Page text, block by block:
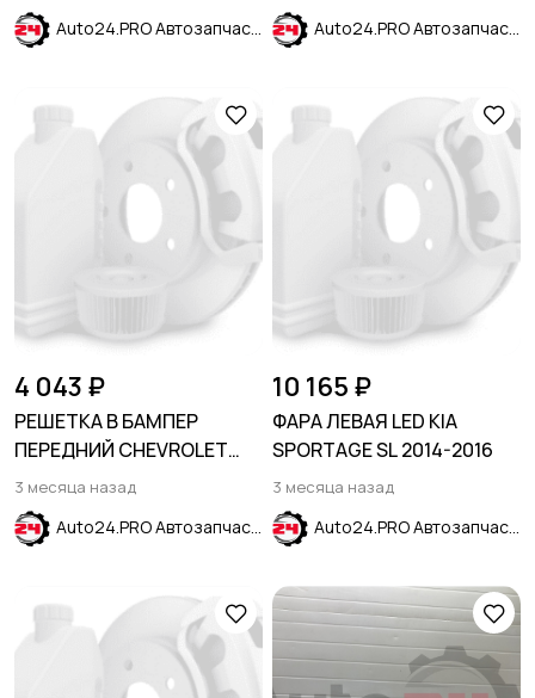
Auto24.PRO Автозапчасти Auto24.PRO Автозапчасти
4 043 ₽
РЕШЕТКА В БАМПЕР
ПЕРЕДНИЙ CHEVROLET
CRUZE 2015-2019
3 месяца назад
Auto24.PRO Автозапчасти
10 165 ₽
ФАРА ЛЕВАЯ LED KIA
SPORTAGE SL 2014-2016
3 месяца назад
Auto24.PRO Автозапчасти